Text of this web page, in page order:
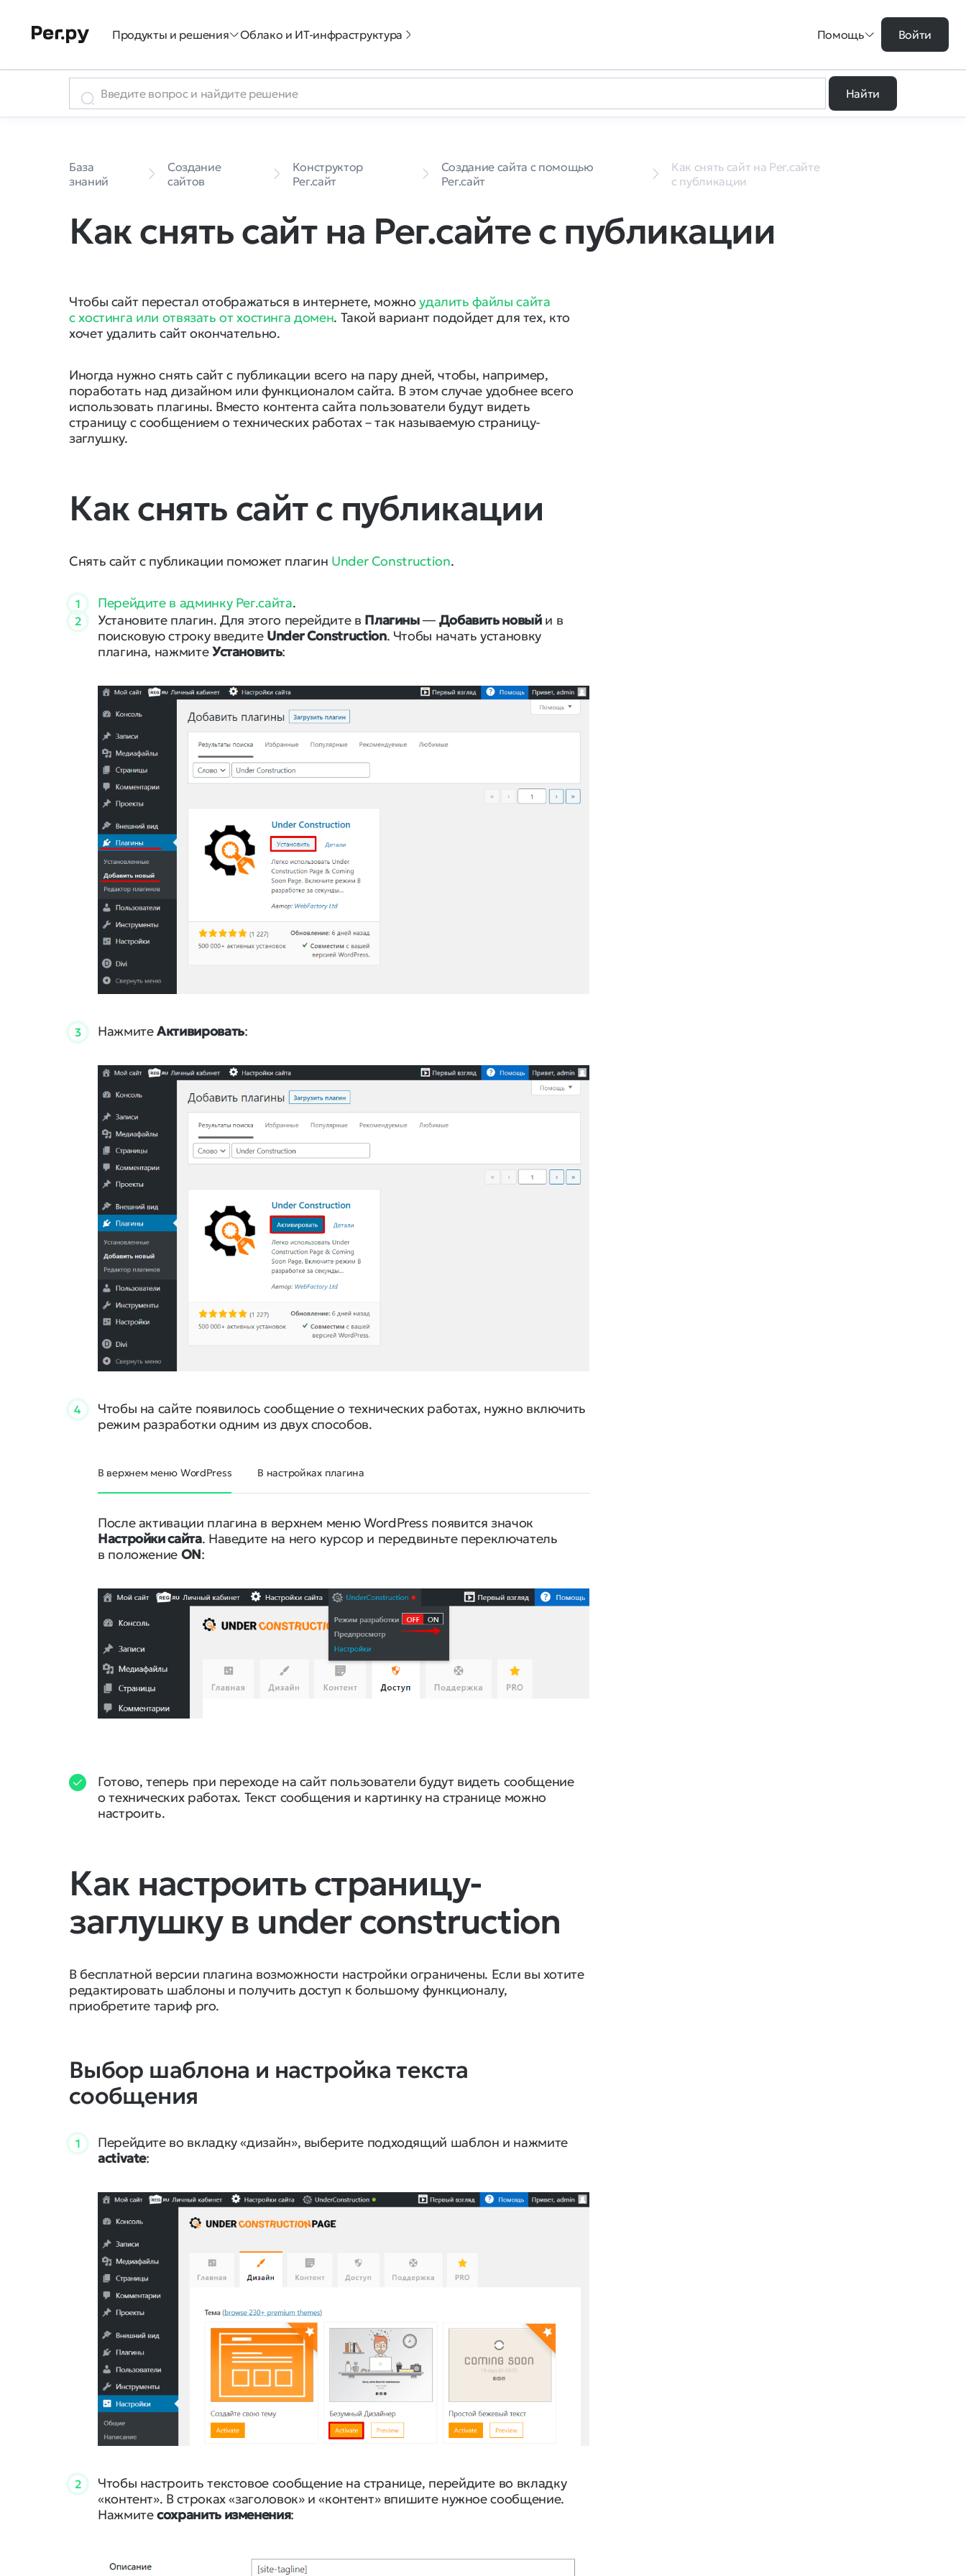
Продукты и решения Облако и ИТ-инфраструктура Помощь Войти
Найти
База
знаний
Создание
сайтов
Конструктор
Рег.сайт
Создание сайта с помощью
Рег.сайт
Как снять сайт на Рег.сайте
с публикации
Как снять сайт на Рег.сайте с публикации
Чтобы сайт перестал отображаться в интернете, можноудалить файлы сайта
с хостинга или отвязать от хостинга домен. Такой вариант подойдет для тех, кто
хочет удалить сайт окончательно.
Иногда нужно снять сайт с публикации всего на пару дней, чтобы, например,
поработать над дизайном или функционалом сайта. В этом случае удобнее всего
использовать плагины. Вместо контента сайта пользователи будут видеть
страницу с сообщением о технических работах – так называемую страницу-
заглушку.
Как снять сайт с публикации
Снять сайт с публикации поможет плагин Under Construction.
1 Перейдите в админку Рег.сайта.
2 Установите плагин. Для этого перейдите в Плагины― Добавить новыйи в
поисковую строку введите Under Construction. Чтобы начать установку
плагина, нажмитеУстановить:
3 НажмитеАктивировать:
4
Чтобы на сайте появилось сообщение о технических работах, нужно включить
режим разработки одним из двух способов.
В верхнем меню WordPress В настройках плагина
После активации плагина в верхнем меню WordPress появится значок
Настройки сайта. Наведите на него курсор и передвиньте переключатель
в положение ON:
Готово, теперь при переходе на сайт пользователи будут видеть сообщение
о технических работах. Текст сообщения и картинку на странице можно
настроить.
Как настроить страницу-
заглушку в under construction
В бесплатной версии плагина возможности настройки ограничены. Если вы хотите
редактировать шаблоны и получить доступ к большому функционалу,
приобретите тариф pro.
Выбор шаблона и настройка текста
сообщения
1
Перейдите во вкладку «дизайн», выберите подходящий шаблон и нажмите
activate:
2
Чтобы настроить текстовое сообщение на странице, перейдите во вкладку
«контент». В строках «заголовок» и «контент» впишите нужное сообщение.
Нажмитесохранить изменения: